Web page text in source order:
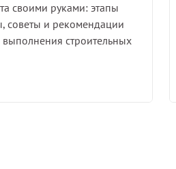
своими руками: этапы
советы и рекомендации
выполнения строительных